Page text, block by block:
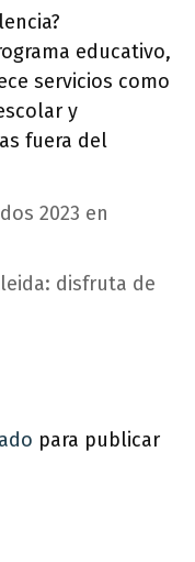
educativo,
servicios como
y
fuera del
2023 en
disfruta de
para publicar